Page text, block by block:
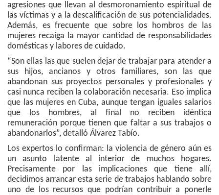
agresiones que llevan al desmoronamiento espiritual de
las víctimas y a la descalificación de sus potencialidades.
Además, es frecuente que sobre los hombros de las
mujeres recaiga la mayor cantidad de responsabilidades
domésticas y labores de cuidado.
“Son ellas las que suelen dejar de trabajar para atender a
sus hijos, ancianos y otros familiares, son las que
abandonan sus proyectos personales y profesionales y
casi nunca reciben la colaboración necesaria. Eso implica
que las mujeres en Cuba, aunque tengan iguales salarios
que los hombres, al final no reciben idéntica
remuneración porque tienen que faltar a sus trabajos o
abandonarlos”, detalló Álvarez Tabío.
Los expertos lo confirman: la violencia de género aún es
un asunto latente al interior de muchos hogares.
Precisamente por las implicaciones que tiene allí,
decidimos arrancar esta serie de trabajos hablando sobre
uno de los recursos que podrían contribuir a ponerle